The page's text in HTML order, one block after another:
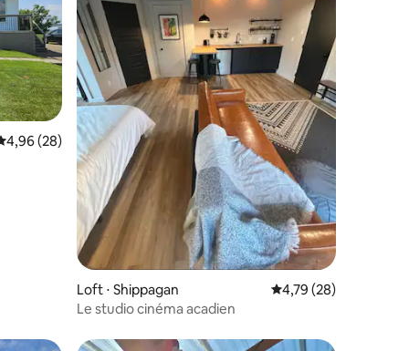
: 4,96 sur 5
moyenne sur la base de 28 commentaires : 4,96 sur 5
4,96 (28)
Loft ⋅ Shippagan Évaluation moyenne
4,79 (28)
Le studio cinéma acadien